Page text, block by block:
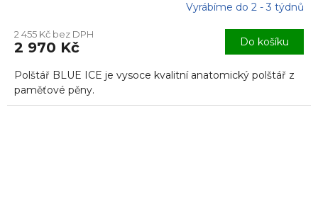
Vyrábíme do 2 - 3 týdnů
2 455 Kč bez DPH
2 970 Kč Do košíku
Polštář BLUE ICE je vysoce kvalitní anatomický polštář z
paměťové pěny.